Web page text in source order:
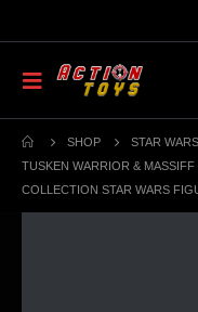
SHOP STAR WARS
TUSKEN WARRIOR &
COLLECTION STAR WARS